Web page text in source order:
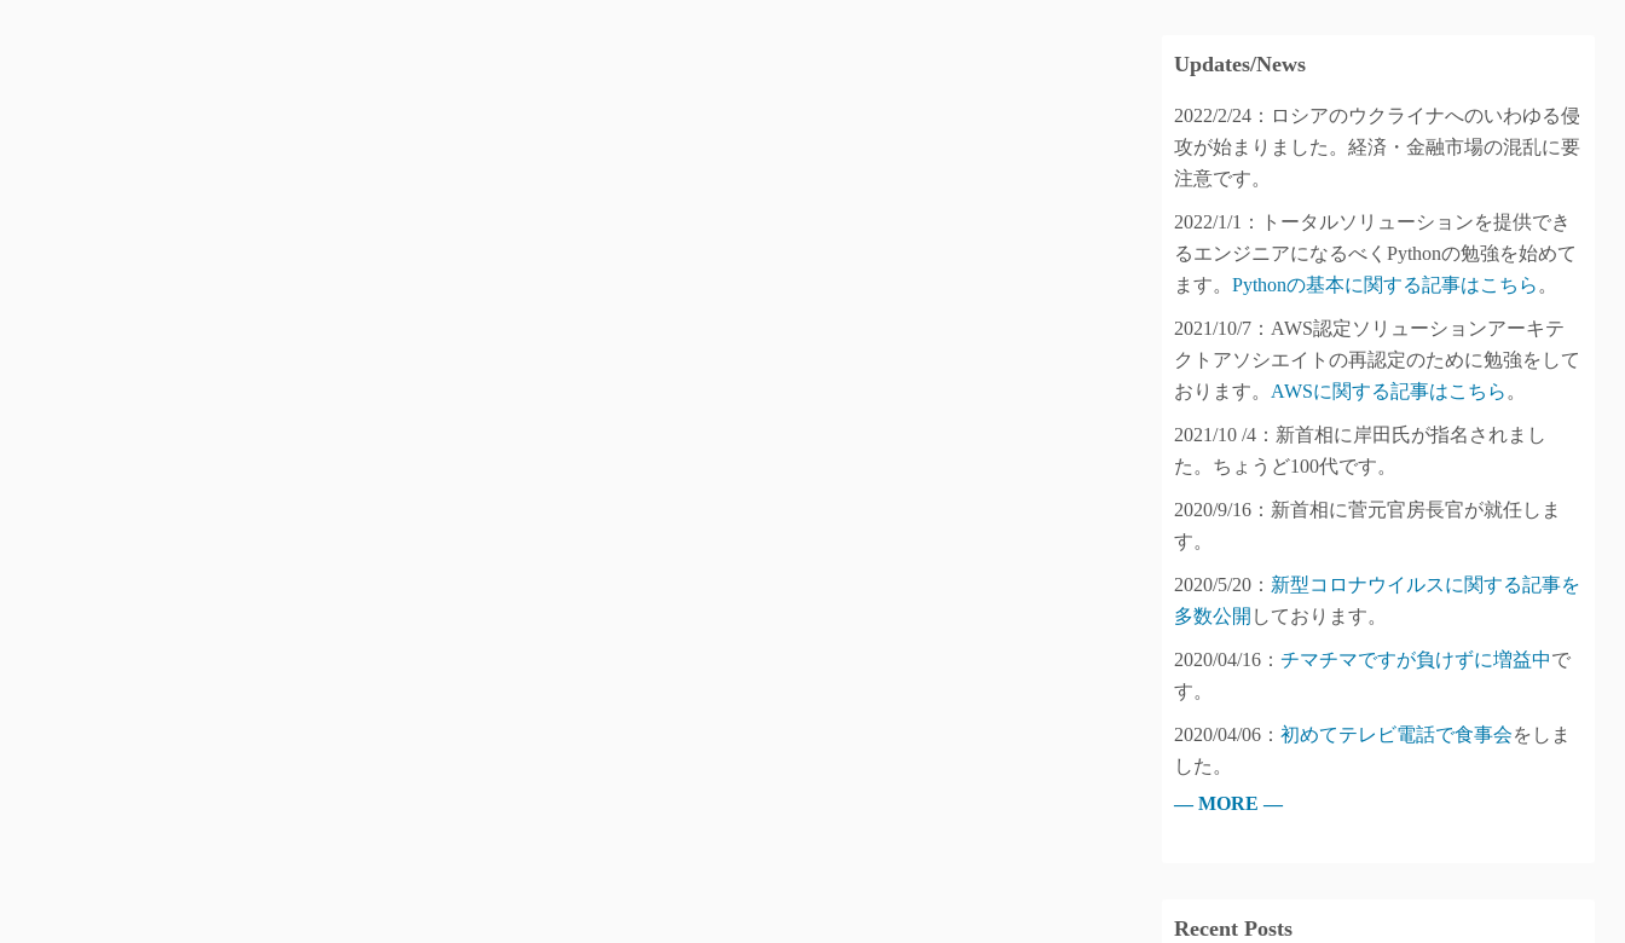
Updates/News
2022/2/24：ロシアのウクライナへのいわゆる侵
攻が始まりました。経済・金融市場の混乱に要
注意です。
2022/1/1：トータルソリューションを提供でき
るエンジニアになるべくPythonの勉強を始めて
ます。 Pythonの基本に関する記事はこちら。
2021/10/7：AWS認定ソリューションアーキテ
クトアソシエイトの再認定のために勉強をして
おります。 AWSに関する記事はこちら。
2021/10 /4：新首相に岸田氏が指名されまし
た。ちょうど100代です。
2020/9/16：新首相に菅元官房長官が就任しま
す。
2020/5/20： 新型コロナウイルスに関する記事を
多数公開 しております。
2020/04/16： チマチマですが負けずに増益中で
す。
2020/04/06： 初めてテレビ電話で食事会をしま
した。
— MORE —
Recent Posts